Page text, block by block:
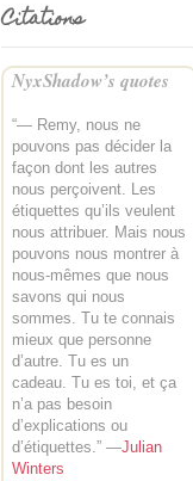
Citations
NyxShadow’s quotes
“— Remy, nous ne
pouvons pas décider la
façon dont les autres
nous perçoivent. Les
étiquettes qu’ils veulent
nous attribuer. Mais nous
pouvons nous montrer à
nous-mêmes que nous
savons qui nous
sommes. Tu te connais
mieux que personne
d’autre. Tu es un
cadeau. Tu es toi, et ça
n’a pas besoin
d’explications ou
d’étiquettes.” —Julian
Winters